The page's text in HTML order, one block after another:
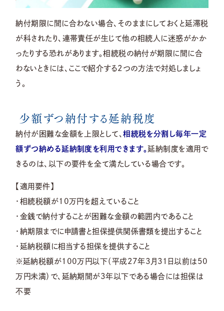
納付期限に間に合わない場合、そのままにしておくと延滞税
が科されたり、連帯責任が生じて他の相続人に迷惑がかか
ったりする恐れがあります。相続税の納付が期限に間に合
わないときには、ここで紹介する2つの方法で対処しましょ
う。
少額ずつ納付する延納税度
納付が困難な金額を上限として、相続税を分割し毎年一定
額ずつ納める延納制度を利用できます。延納制度を適用で
きるのは、以下の要件を全て満たしている場合です。
【適用要件】
・相続税額が10万円を超えていること
・金銭で納付することが困難な金額の範囲内であること
・納期限までに申請書と担保提供関係書類を提出すること
・延納税額に相当する担保を提供すること
※延納税額が100万円以下（平成27年3月31日以前は50
万円未満）で、延納期間が3年以下である場合には担保は
不要